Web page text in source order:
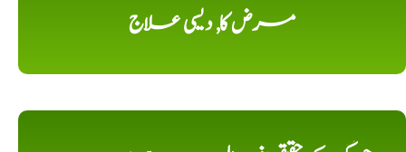
مرض کا, دیسی علاج